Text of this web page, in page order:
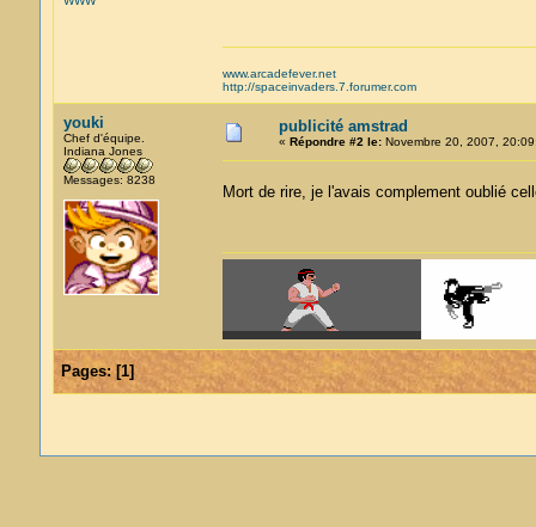
www.arcadefever.net
http://spaceinvaders.7.forumer.com
youki
Chef d'équipe.
Indiana Jones
Messages: 8238
publicité amstrad
« Répondre #2 le:Novembre 20, 2007,
Mort de rire, je l'avais complement oublié
Pages:[1]